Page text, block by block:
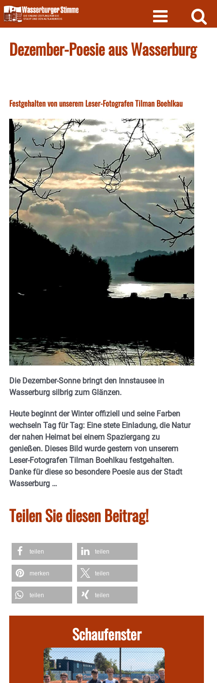
Skip
to
content
Dezember-Poesie aus Wasserburg
Festgehalten von unserem Leser-Fotografen Tilman Boehlkau
Die Dezember-Sonne bringt den Innstausee in
Wasserburg silbrig zum Glänzen.
Heute beginnt der Winter offiziell und seine Farben
wechseln Tag für Tag: Eine stete Einladung, die Natur
der nahen Heimat bei einem Spaziergang zu
genießen. Dieses Bild wurde gestern von unserem
Leser-Fotografen Tilman Boehlkau festgehalten.
Danke für diese so besondere Poesie aus der Stadt
Wasserburg …
Teilen Sie diesen Beitrag!
teilen teilen
merken teilen
teilen teilen
Schaufenster